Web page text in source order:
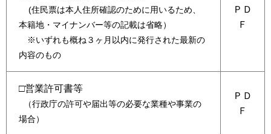
(住民票は本人住所確認のために用いるため、
本籍地・マイナンバー等の記載は省略）
※いずれも概ね３ヶ月以内に発行された最新の
内容のもの
ＰＤ
Ｆ
□営業許可書等
（行政庁の許可や届出等の必要な業種や事業の
場合）
ＰＤ
Ｆ